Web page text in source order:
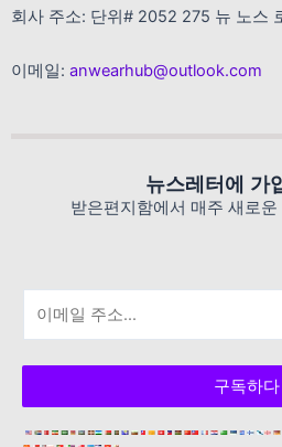
회사 주소: 단위# 2052 275 뉴 노스
이메일: anwearhub@outlook.com
뉴스레터에 가
받은편지함에서 매주 새로
구독하다